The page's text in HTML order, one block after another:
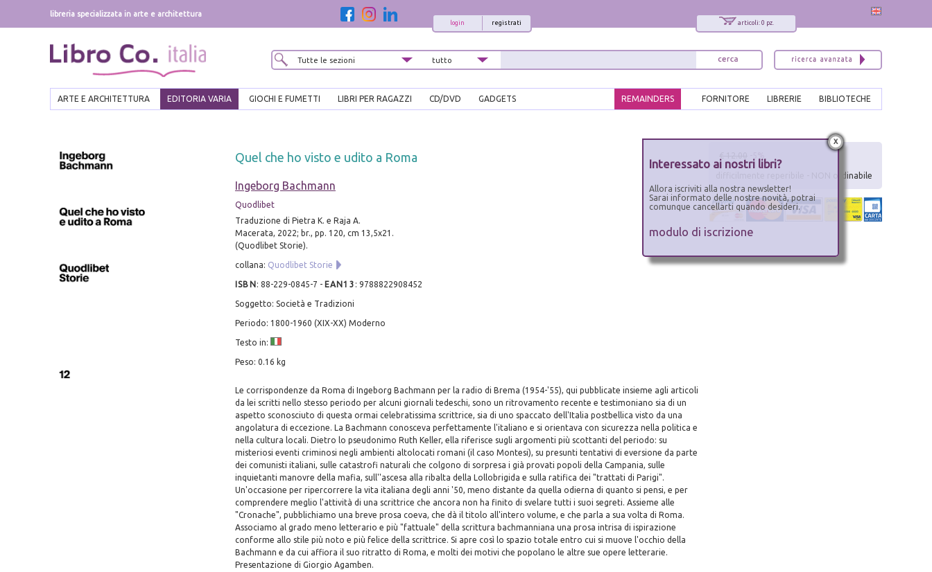
libreria specializzata in arte e architettura
articoli: 0 pz.
registrati
login
ARTE E ARCHITETTURA EDITORIA VARIA GIOCHI E FUMETTI LIBRI PER RAGAZZI CD/DVD GADGETS BIBLIOTECHE
LIBRERIE
FORNITORE
REMAINDERS
Quel che ho visto e udito a Roma
Ingeborg Bachmann
Quodlibet
Traduzione di Pietra K. e Raja A.
Macerata, 2022; br., pp. 120, cm 13,5x21.
(Quodlibet Storie).
collana: Quodlibet Storie
ISBN : 88-229-0845-7 - EAN13 : 9788822908452
Soggetto: Società e Tradizioni
Periodo: 1800-1960 (XIX-XX) Moderno
Testo in:
Peso: 0.16 kg
Le corrispondenze da Roma di Ingeborg Bachmann per la radio di Brema (1954-'55), qui pubblicate insieme agli articoli
da lei scritti nello stesso periodo per alcuni giornali tedeschi, sono un ritrovamento recente e testimoniano sia di un
aspetto sconosciuto di questa ormai celebratissima scrittrice, sia di uno spaccato dell'Italia postbellica visto da una
angolatura di eccezione. La Bachmann conosceva perfettamente l'italiano e si orientava con sicurezza nella politica e
nella cultura locali. Dietro lo pseudonimo Ruth Keller, ella riferisce sugli argomenti più scottanti del periodo: su
misteriosi eventi criminosi negli ambienti altolocati romani (il caso Montesi), su presunti tentativi di eversione da parte
dei comunisti italiani, sulle catastrofi naturali che colgono di sorpresa i già provati popoli della Campania, sulle
inquietanti manovre della mafia, sull''ascesa alla ribalta della Lollobrigida e sulla ratifica dei "trattati di Parigi".
Un'occasione per ripercorrere la vita italiana degli anni '50, meno distante da quella odierna di quanto si pensi, e per
comprendere meglio l'attività di una scrittrice che ancora non ha finito di svelare tutti i suoi segreti. Assieme alle
"Cronache", pubblichiamo una breve prosa coeva, che dà il titolo all'intero volume, e che parla a sua volta di Roma.
Associamo al grado meno letterario e più "fattuale" della scrittura bachmanniana una prosa intrisa di ispirazione
conforme allo stile più noto e più felice della scrittrice. Si apre così lo spazio totale entro cui si muove l'occhio della
Bachmann e da cui affiora il suo ritratto di Roma, e molti dei motivi che popolano le altre sue opere letterarie.
Presentazione di Giorgio Agamben.
difficilmente reperibile - NON ordinabile
x
Interessato ai nostri libri?
Allora iscriviti alla nostra newsletter!
Sarai informato delle nostre novità, potrai
comunque cancellarti quando desideri.
modulo di iscrizione